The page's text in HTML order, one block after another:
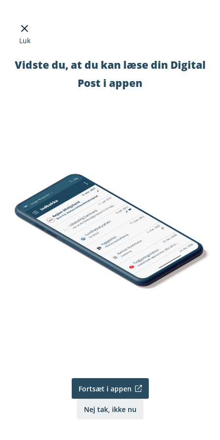
Luk
Vidste du, at du kan læse din Digital
Post i appen
Fortsæt i appen
Nej tak, ikke nu